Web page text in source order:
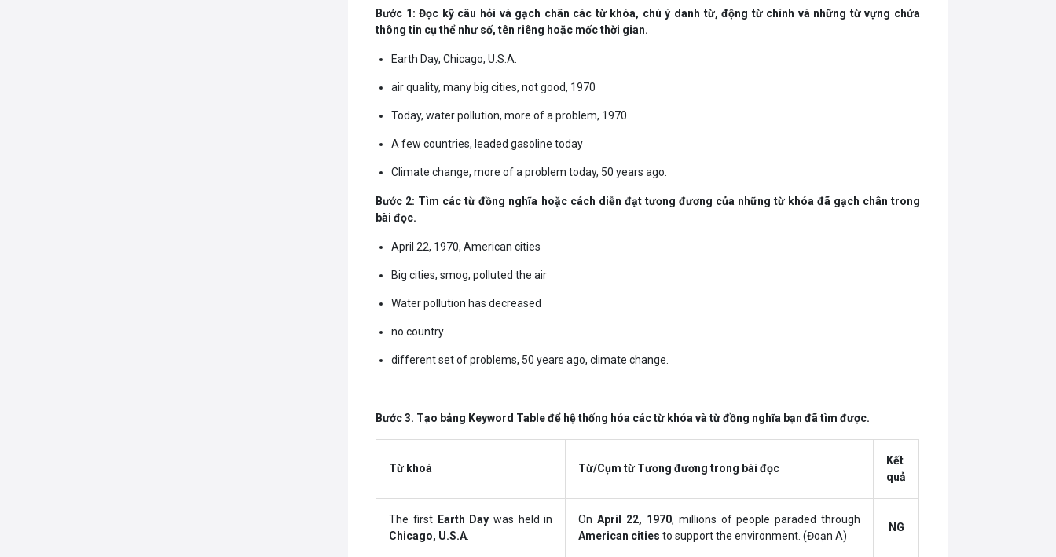
Bước 1: Đọc kỹ câu hỏi và gạch chân các từ khóa, chú ý danh từ, động từ chính và những từ vựng chứa
thông tin cụ thể như số, tên riêng hoặc mốc thời gian.
Earth Day, Chicago, U.S.A.
air quality, many big cities, not good, 1970
Today, water pollution, more of a problem, 1970
A few countries, leaded gasoline today
Climate change, more of a problem today, 50 years ago.
Bước 2: Tìm các từ đồng nghĩa hoặc cách diễn đạt tương đương của những từ khóa đã gạch chân trong
bài đọc.
April 22, 1970, American cities
Big cities, smog, polluted the air
Water pollution has decreased
no country
different set of problems, 50 years ago, climate change.
Bước 3. Tạo bảng Keyword Table để hệ thống hóa các từ khóa và từ đồng nghĩa bạn đã tìm được.
Từ khoá Từ/Cụm từ Tương đương trong bài đọc
Kết
quả
The first Earth Day was held in
Chicago, U.S.A.
OnApril 22, 1970, millions of people paraded through
American cities to support the environment. (Đoạn A)
NG